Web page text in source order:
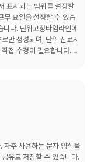
표시되는 범위를 설정할
무 요일을 설정할 수 있습
다. 단위고정타임라인에
만 생성되며, 단위 진료시
접 수정이 필요합니다.…
자주 사용하는 문자 양식을
유로 저장할 수 있습니다.